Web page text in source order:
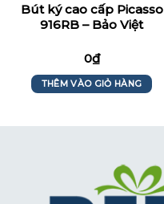
Bút ký cao cấp Picasso
916RB – Bảo Việt
0₫
THÊM VÀO GIỎ HÀNG